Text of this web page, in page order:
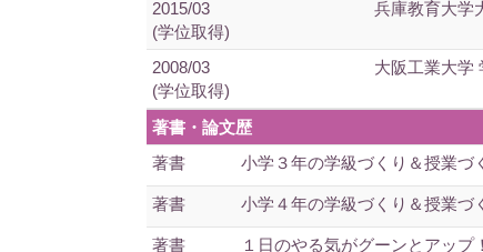
2015/03
(学位取得)
兵庫教育大学
2008/03
(学位取得)
大阪工業大学
著書・論文歴
著書
小学３年の学級づくり＆授業づ
著書 小学４年の学級づくり＆授業づ
著書 １日のやる気がグーンとアッ